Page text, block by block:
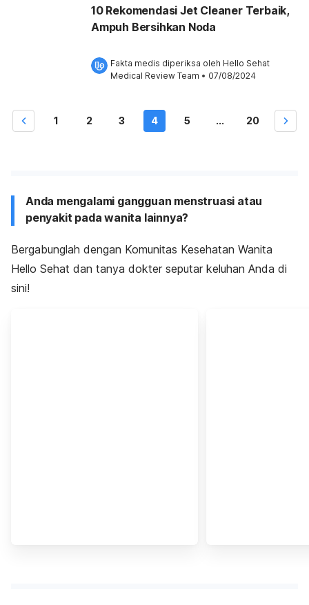
10 Rekomendasi Jet Cleaner Terbaik,
Ampuh Bersihkan Noda
Fakta medis diperiksa oleh Hello Sehat
Medical Review Team • 07/08/2024
1 2 3 4 5 ... 20
Anda mengalami gangguan menstruasi atau
penyakit pada wanita lainnya?
Bergabunglah dengan Komunitas Kesehatan Wanita
Hello Sehat dan tanya dokter seputar keluhan Anda di
sini!